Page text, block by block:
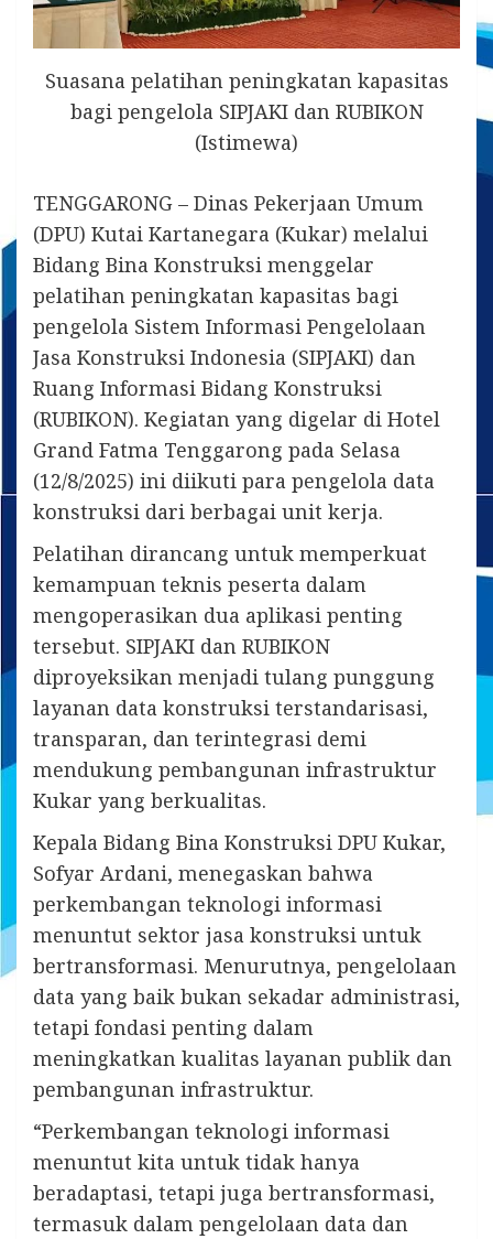
Suasana pelatihan peningkatan kapasitas
bagi pengelola SIPJAKI dan RUBIKON
(Istimewa)
TENGGARONG – Dinas Pekerjaan Umum
(DPU) Kutai Kartanegara (Kukar) melalui
Bidang Bina Konstruksi menggelar
pelatihan peningkatan kapasitas bagi
pengelola Sistem Informasi Pengelolaan
Jasa Konstruksi Indonesia (SIPJAKI) dan
Ruang Informasi Bidang Konstruksi
(RUBIKON). Kegiatan yang digelar di Hotel
Grand Fatma Tenggarong pada Selasa
(12/8/2025) ini diikuti para pengelola data
konstruksi dari berbagai unit kerja.
Pelatihan dirancang untuk memperkuat
kemampuan teknis peserta dalam
mengoperasikan dua aplikasi penting
tersebut. SIPJAKI dan RUBIKON
diproyeksikan menjadi tulang punggung
layanan data konstruksi terstandarisasi,
transparan, dan terintegrasi demi
mendukung pembangunan infrastruktur
Kukar yang berkualitas.
Kepala Bidang Bina Konstruksi DPU Kukar,
Sofyar Ardani, menegaskan bahwa
perkembangan teknologi informasi
menuntut sektor jasa konstruksi untuk
bertransformasi. Menurutnya, pengelolaan
data yang baik bukan sekadar administrasi,
tetapi fondasi penting dalam
meningkatkan kualitas layanan publik dan
pembangunan infrastruktur.
“Perkembangan teknologi informasi
menuntut kita untuk tidak hanya
beradaptasi, tetapi juga bertransformasi,
termasuk dalam pengelolaan data dan